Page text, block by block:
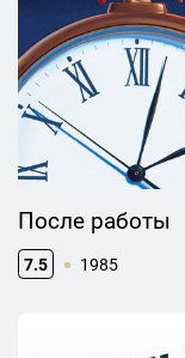
После работы
7.5 1985